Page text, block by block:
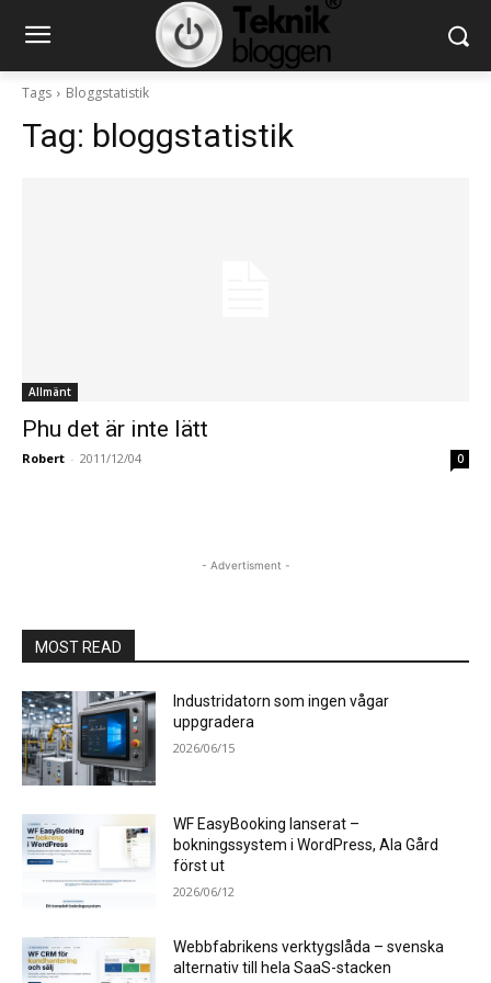
Tags Bloggstatistik
Tag: bloggstatistik
Allmänt
Phu det är inte lätt
Robert - 2011/12/04 0
- Advertisment -
MOST READ
Industridatorn som ingen vågar
uppgradera
2026/06/15
WF EasyBooking lanserat –
bokningssystem i WordPress, Ala Gård
först ut
2026/06/12
Webbfabrikens verktygslåda – svenska
alternativ till hela SaaS-stacken